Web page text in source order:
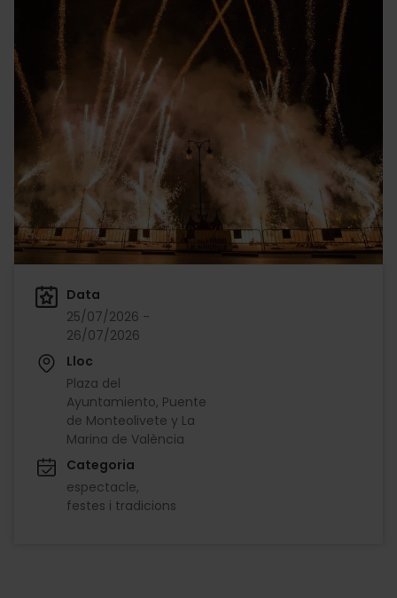
Data
25/07/2026 -
26/07/2026
Lloc
Plaza del
Ayuntamiento, Puente
de Monteolivete y La
Marina de València
Categoria
espectacle
festes i tradicions